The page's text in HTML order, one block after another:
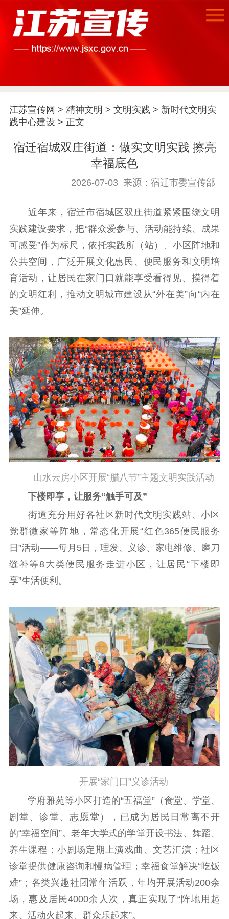
首页
江苏要闻
公示公告
通知公告 信息公开制度
信息公开指南
信息公开年度报
告
政策法规
工作动态
理论学习 宣传宣讲 研究阐释
哲学社科
社科强省 工作通知
成果集萃
江苏文脉
资料下载
新闻宣传
主题宣传 对外宣传
新闻发布
记者之家
品牌栏目
文化文艺
精品生产 文化惠民
文化传承
文化交流
体制改革
文化产业
紫金文化艺术节
品牌活动 紫艺舞台
精神文明
先进典型
社会宣传
思想政治教育 爱国主义教育
全民国防教育
红色资源保护利
用
新闻出版
精品出版 全民阅读
出版监管
扫黄打非
电影创作 电影市场
机关党建
文化人才
紫金人才 职称评审
数据资源
江苏宣传网 > 精神文明 > 文明实践 > 新时代文明实
践中心建设 > 正文
宿迁宿城双庄街道：做实文明实践 擦亮
幸福底色
2026-07-03 来源：宿迁市委宣传部
近年来，宿迁市宿城区双庄街道紧紧围绕文明
实践建设要求，把“群众爱参与、活动能持续、成果
可感受”作为标尺，依托实践所（站）、小区阵地和
公共空间，广泛开展文化惠民、便民服务和文明培
育活动，让居民在家门口就能享受看得见、摸得着
的文明红利，推动文明城市建设从“外在美”向“内在
美”延伸。
山水云房小区开展“腊八节”主题文明实践活动
下楼即享，让服务“触手可及”
街道充分用好各社区新时代文明实践站、小区
党群微家等阵地，常态化开展“红色365便民服务
日”活动——每月5日，理发、义诊、家电维修、磨刀
缝补等8大类便民服务走进小区，让居民“下楼即
享”生活便利。
开展“家门口”义诊活动
学府雅苑等小区打造的“五福堂”（食堂、学堂、
剧堂、诊堂、志愿堂），已成为居民日常离不开
的“幸福空间”。老年大学式的学堂开设书法、舞蹈、
养生课程；小剧场定期上演戏曲、文艺汇演；社区
诊堂提供健康咨询和慢病管理；幸福食堂解决“吃饭
难”；各类兴趣社团常年活跃，年均开展活动200余
场，惠及居民4000余人次，真正实现了“阵地用起
来、活动火起来、群众乐起来”。